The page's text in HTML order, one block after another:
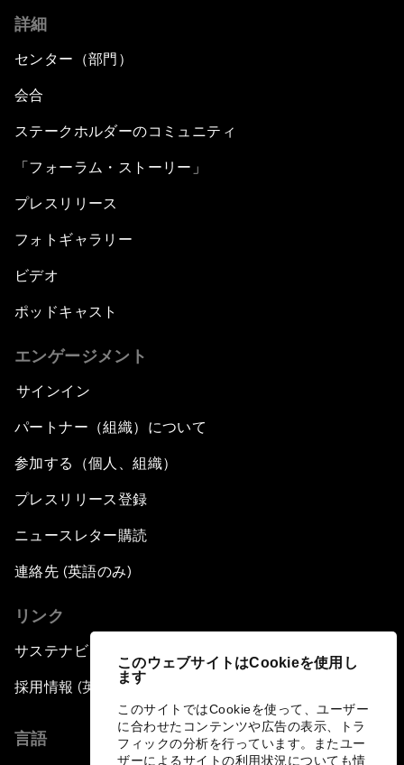
このウェブサイトはCookieを使用し
ます
このサイトではCookieを使って、ユーザー
に合わせたコンテンツや広告の表示、トラ
フィックの分析を行っています。またユー
ザーによるサイトの利用状況についても情
詳細
センター（部門）
会合
ステークホルダーのコミュニティ
「フォーラム・ストーリー」
プレスリリース
フォトギャラリー
ビデオ
ポッドキャスト
エンゲージメント
サインイン
パートナー（組織）について
参加する（個人、組織）
プレスリリース登録
ニュースレター購読
連絡先 (英語のみ)
リンク
サステナビリティへの取り組み
採用情報 (英語のみ)
言語